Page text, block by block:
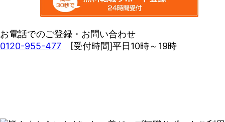
お電話でのご登録・お問い合わせ
0120-955-477 [受付時間]平日10時～19時